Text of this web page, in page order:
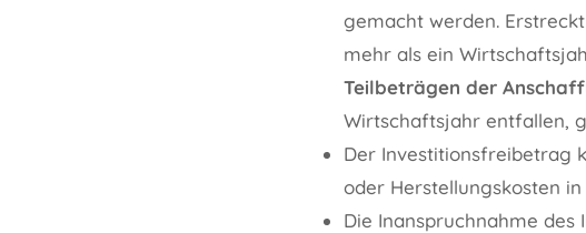
gemacht werden.
mehr als ein
Teilbeträgen der
Wirtschaftsjahr entfallen,
Der Investitionsfreibetrag
oder Herstellungskosten in
Die Inanspruchnahme